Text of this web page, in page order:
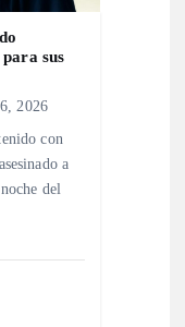
sus
2026
con
a
del